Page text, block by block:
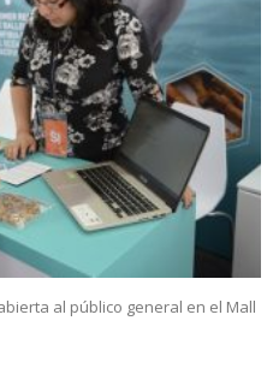
al público general en el Mall